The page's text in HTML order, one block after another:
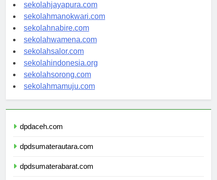
sekolahjayapura.com
sekolahmanokwari.com
sekolahnabire.com
sekolahwamena.com
sekolahsalor.com
sekolahindonesia.org
sekolahsorong.com
sekolahmamuju.com
dpdaceh.com
dpdsumaterautara.com
dpdsumaterabarat.com